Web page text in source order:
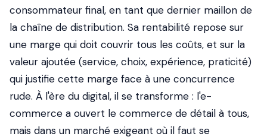
consommateur final, en tant que dernier maillon de
la chaîne de distribution. Sa rentabilité repose sur
une marge qui doit couvrir tous les coûts, et sur la
valeur ajoutée (service, choix, expérience, praticité)
qui justifie cette marge face à une concurrence
rude. À l'ère du digital, il se transforme : l'e-
commerce a ouvert le commerce de détail à tous,
mais dans un marché exigeant où il faut se